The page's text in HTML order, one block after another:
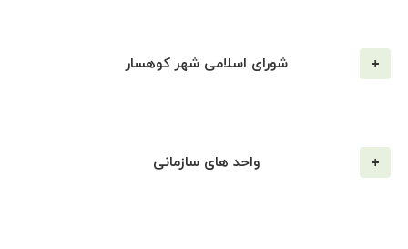
شورای اسلامی شهر کوهسار
واحد های سازمانی